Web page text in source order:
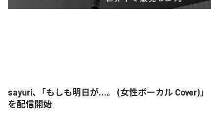
sayuri、「もしも明日が…。 (女性ボーカル Cover)」
を配信開始